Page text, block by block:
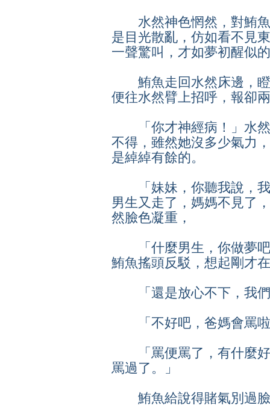
水然神色惘然，對鮪魚
是目光散亂，仿如看不見
一聲驚叫，才如夢初醒似
鮪魚走回水然床邊，瞪
便往水然臂上招呼，報卻
「你才神經病！」水然
不得，雖然她沒多少氣力
是綽綽有餘的。
「妹妹，你聽我說，我
男生又走了，媽媽不見了
然臉色凝重，
「什麼男生，你做夢吧
鮪魚搖頭反駁，想起剛才
「還是放心不下，我們
「不好吧，爸媽會罵
「罵便罵了，有什麼好
罵過了。」
鮪魚給說得賭氣別過臉